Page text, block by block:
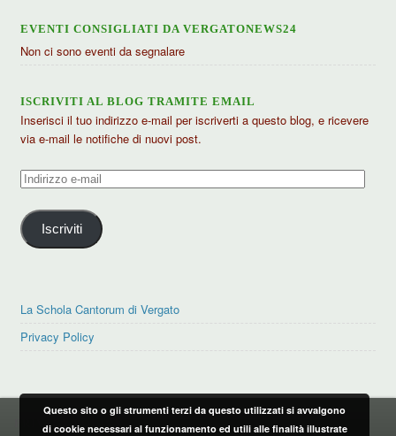
EVENTI CONSIGLIATI DA VERGATONEWS24
Non ci sono eventi da segnalare
ISCRIVITI AL BLOG TRAMITE EMAIL
Inserisci il tuo indirizzo e-mail per iscriverti a questo blog, e ricevere
via e-mail le notifiche di nuovi post.
Indirizzo
mail
Iscriviti
La Schola Cantorum di Vergato
Privacy Policy
PRIVACY POLICY
Questo sito o gli strumenti terzi da questo utilizzati si avvalgono
di cookie necessari al funzionamento ed utili alle finalità illustrate